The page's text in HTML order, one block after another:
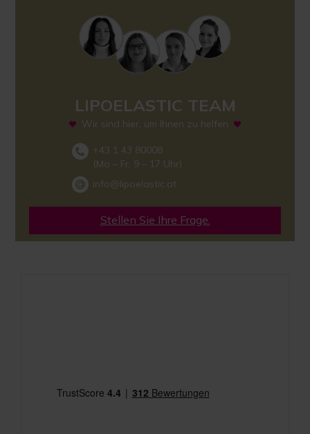
LIPOELASTIC TEAM
Wir sind hier, um Ihnen zu helfen
+43 1 43 80008
(Mo – Fr, 9 – 17 Uhr)
info@lipoelastic.at
Stellen Sie Ihre Frage.